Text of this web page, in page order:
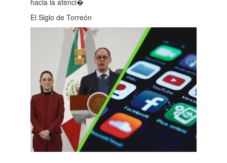
El Siglo de Torreón